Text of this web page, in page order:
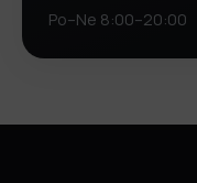
Po–Ne 8:00–20:00